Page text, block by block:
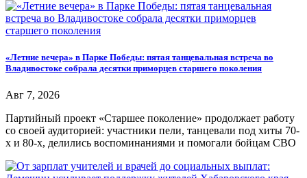
«Летние вечера» в Парке Победы: пятая танцевальная встреча во
Владивостоке собрала десятки приморцев старшего поколения
Авг 7, 2026
Партийный проект «Старшее поколение» продолжает работу
со своей аудиторией: участники пели, танцевали под хиты 70-
х и 80-х, делились воспоминаниями и помогали бойцам СВО